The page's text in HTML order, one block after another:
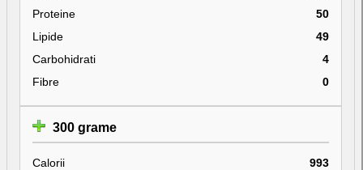
Proteine
50
Lipide
49
Carbohidrati
4
Fibre
0
300 grame
Calorii
993